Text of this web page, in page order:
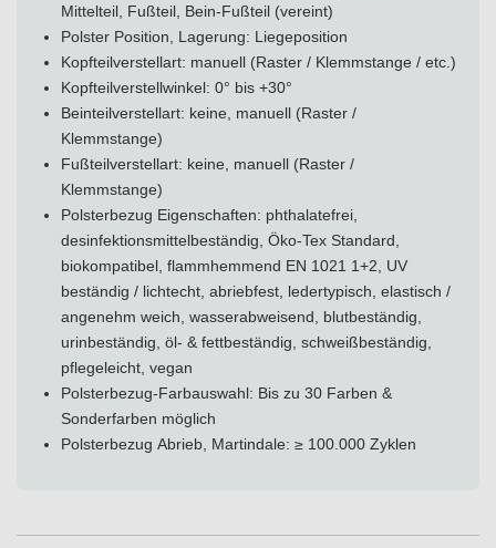
Mittelteil, Fußteil, Bein-Fußteil (vereint)
Polster Position, Lagerung: Liegeposition
Kopfteilverstellart: manuell (Raster / Klemmstange / etc.)
Kopfteilverstellwinkel: 0° bis +30°
Beinteilverstellart: keine, manuell (Raster /
Klemmstange)
Fußteilverstellart: keine, manuell (Raster /
Klemmstange)
Polsterbezug Eigenschaften: phthalatefrei,
desinfektionsmittelbeständig, Öko-Tex Standard,
biokompatibel, flammhemmend EN 1021 1+2, UV
beständig / lichtecht, abriebfest, ledertypisch, elastisch /
angenehm weich, wasserabweisend, blutbeständig,
urinbeständig, öl- & fettbeständig, schweißbeständig,
pflegeleicht, vegan
Polsterbezug-Farbauswahl: Bis zu 30 Farben &
Sonderfarben möglich
Polsterbezug Abrieb, Martindale: ≥ 100.000 Zyklen